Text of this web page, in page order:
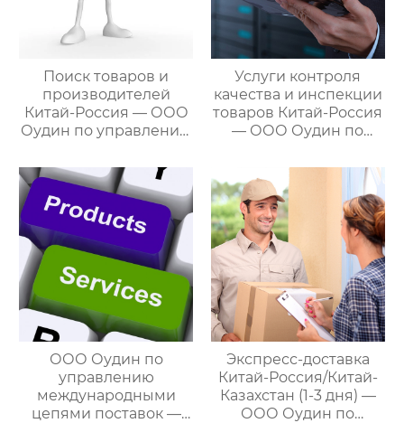
Поиск товаров и
производителей
Китай-Россия — ООО
Оудин по управлению
цепями поставок
Услуги контроля
качества и инспекции
товаров Китай-Россия
— ООО Оудин по
международными
цепями поставок
ООО Оудин по
управлению
международными
цепями поставок —
Экспресс-доставка
Китай-Россия/Китай-
Казахстан (1-3 дня) —
ООО Оудин по